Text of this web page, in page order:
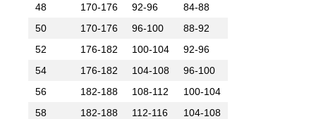
48
170-176 92-96
84-88
50
170-176 96-100
88-92
52
176-182 100-104
92-96
54
176-182 104-108
96-100
56
182-188 108-112
100-104
58
182-188 112-116
104-108